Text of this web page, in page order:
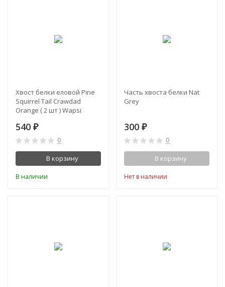
Хвост белки еловой Pine
Squirrel Tail Crawdad
Orange ( 2 шт ) Wapsi
540 ₽
0
В корзину
В наличии
Часть хвоста белки Nat
Grey
300 ₽
0
В корзину
Нет в наличии